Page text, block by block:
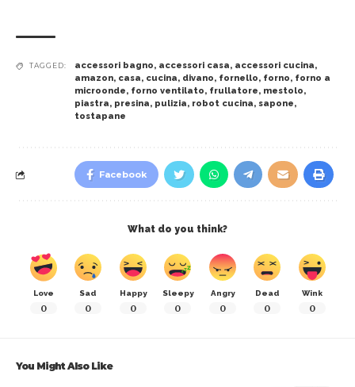
TAGGED: accessori bagno, accessori casa, accessori cucina,
amazon, casa, cucina, divano, fornello, forno, forno a
microonde, forno ventilato, frullatore, mestolo,
piastra, presina, pulizia, robot cucina, sapone,
tostapane
Facebook
What do you think?
Love
0
Sad
0
Happy
0
Sleepy
0
Angry
0
Dead
0
Wink
0
You Might Also Like